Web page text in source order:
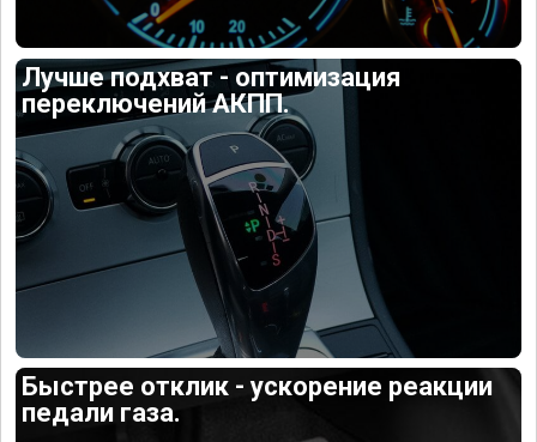
Лучше подхват - оптимизация
переключений АКПП.
Быстрее отклик - ускорение реакции
педали газа.